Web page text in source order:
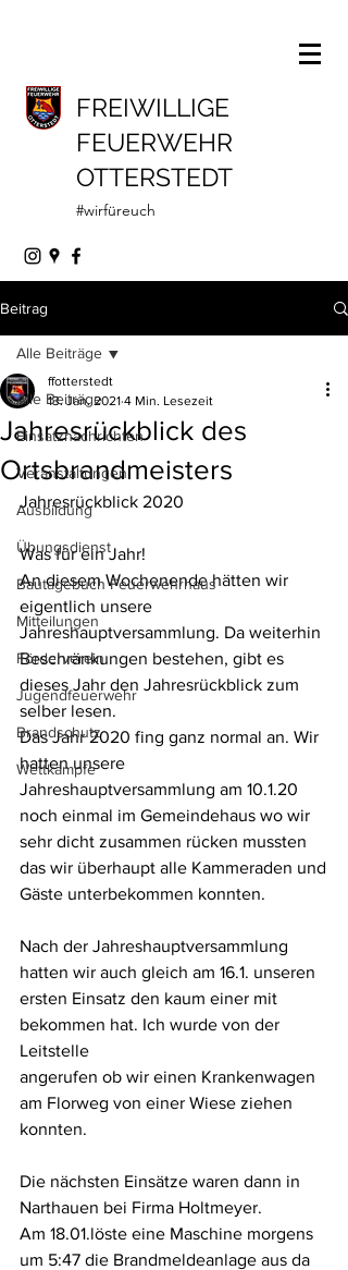
FREIWILLIGE
FEUERWEHR
OTTERSTEDT
#wirfüreuch
Beitrag
Alle Beiträge
Einsatznachrichten
Veranstaltungen
Ausbildung
Übungsdienst
Bautagebuch Feuerwehrhaus
Mitteilungen
Förderverein
Jugendfeuerwehr
Brandschutz
Wettkämpfe
Alle Beiträge
Jahresrückblick des
Ortsbrandmeisters
ffotterstedt
13. Jan. 2021 4 Min. Lesezeit
Jahresrückblick 2020
Was für ein Jahr!
An diesem Wochenende hätten wir
eigentlich unsere
Jahreshauptversammlung. Da weiterhin
Beschränkungen bestehen, gibt es
dieses Jahr den Jahresrückblick zum
selber lesen.
Das Jahr 2020 fing ganz normal an. Wir
hatten unsere
Jahreshauptversammlung am 10.1.20
noch einmal im Gemeindehaus wo wir
sehr dicht zusammen rücken mussten
das wir überhaupt alle Kammeraden und
Gäste unterbekommen konnten.
Nach der Jahreshauptversammlung
hatten wir auch gleich am 16.1. unseren
ersten Einsatz den kaum einer mit
bekommen hat. Ich wurde von der
Leitstelle
angerufen ob wir einen Krankenwagen
am Florweg von einer Wiese ziehen
konnten.
Die nächsten Einsätze waren dann in
Narthauen bei Firma Holtmeyer.
Am 18.01.löste eine Maschine morgens
um 5:47 die Brandmeldeanlage aus da